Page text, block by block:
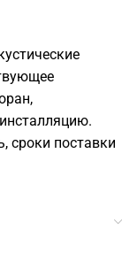
сроки поставки